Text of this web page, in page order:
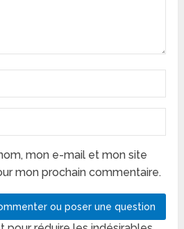
mon e-mail et mon site
mon prochain commentaire.